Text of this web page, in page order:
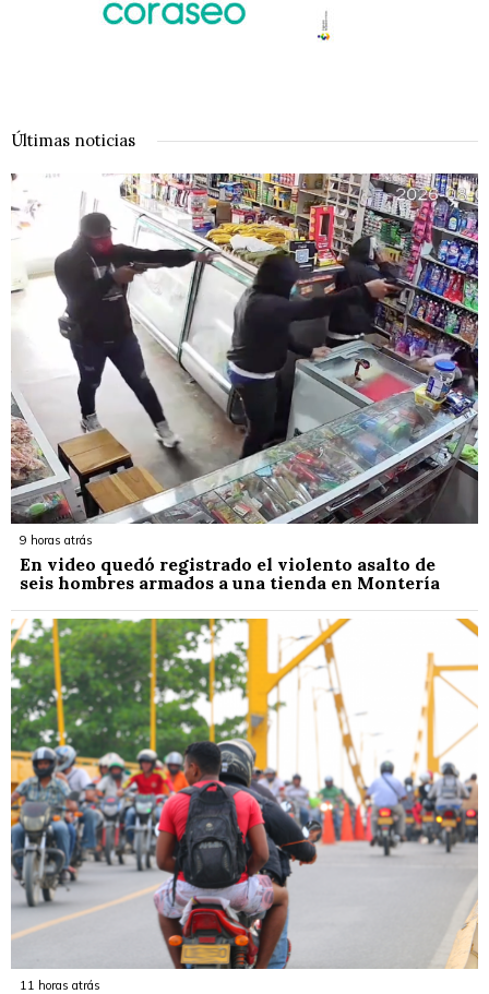
Últimas noticias
9 horas atrás
En video quedó registrado el violento asalto de
seis hombres armados a una tienda en Montería
11 horas atrás